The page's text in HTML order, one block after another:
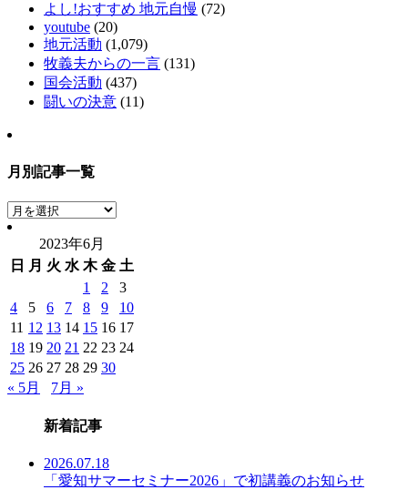
よし!おすすめ 地元自慢 (72)
youtube (20)
地元活動 (1,079)
牧義夫からの一言 (131)
国会活動 (437)
闘いの決意 (11)
月別記事一覧
月
別
事
覧
2023年6月
日
月 火 水 木 金 土
1
2
3
4
5 6 7 8 9
10
11 12 13 14 15 16 17
18 19 20 21 22 23 24
25 26 27 28 29 30
« 5月
7月 »
新着記事
2026.07.18
「愛知サマーセミナー2026」で初講義のお知らせ